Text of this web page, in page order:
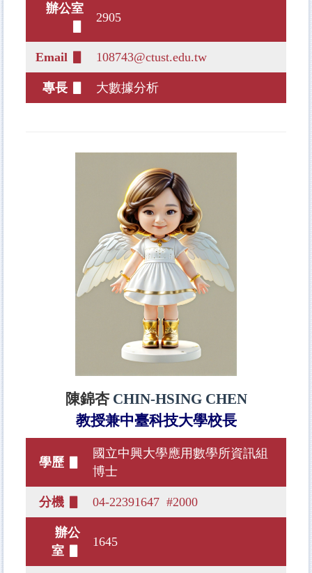
辦公室
2905
Email ▋ 108743@ctust.edu.tw
專長 ▋ 大數據分析
陳錦杏 CHIN-HSING CHEN
教授兼中臺科技大學校長
學歷 ▋
國立中興大學應用數學所資訊組
博士
分機 ▋ 04-22391647 #2000
辦公
室 ▋
1645